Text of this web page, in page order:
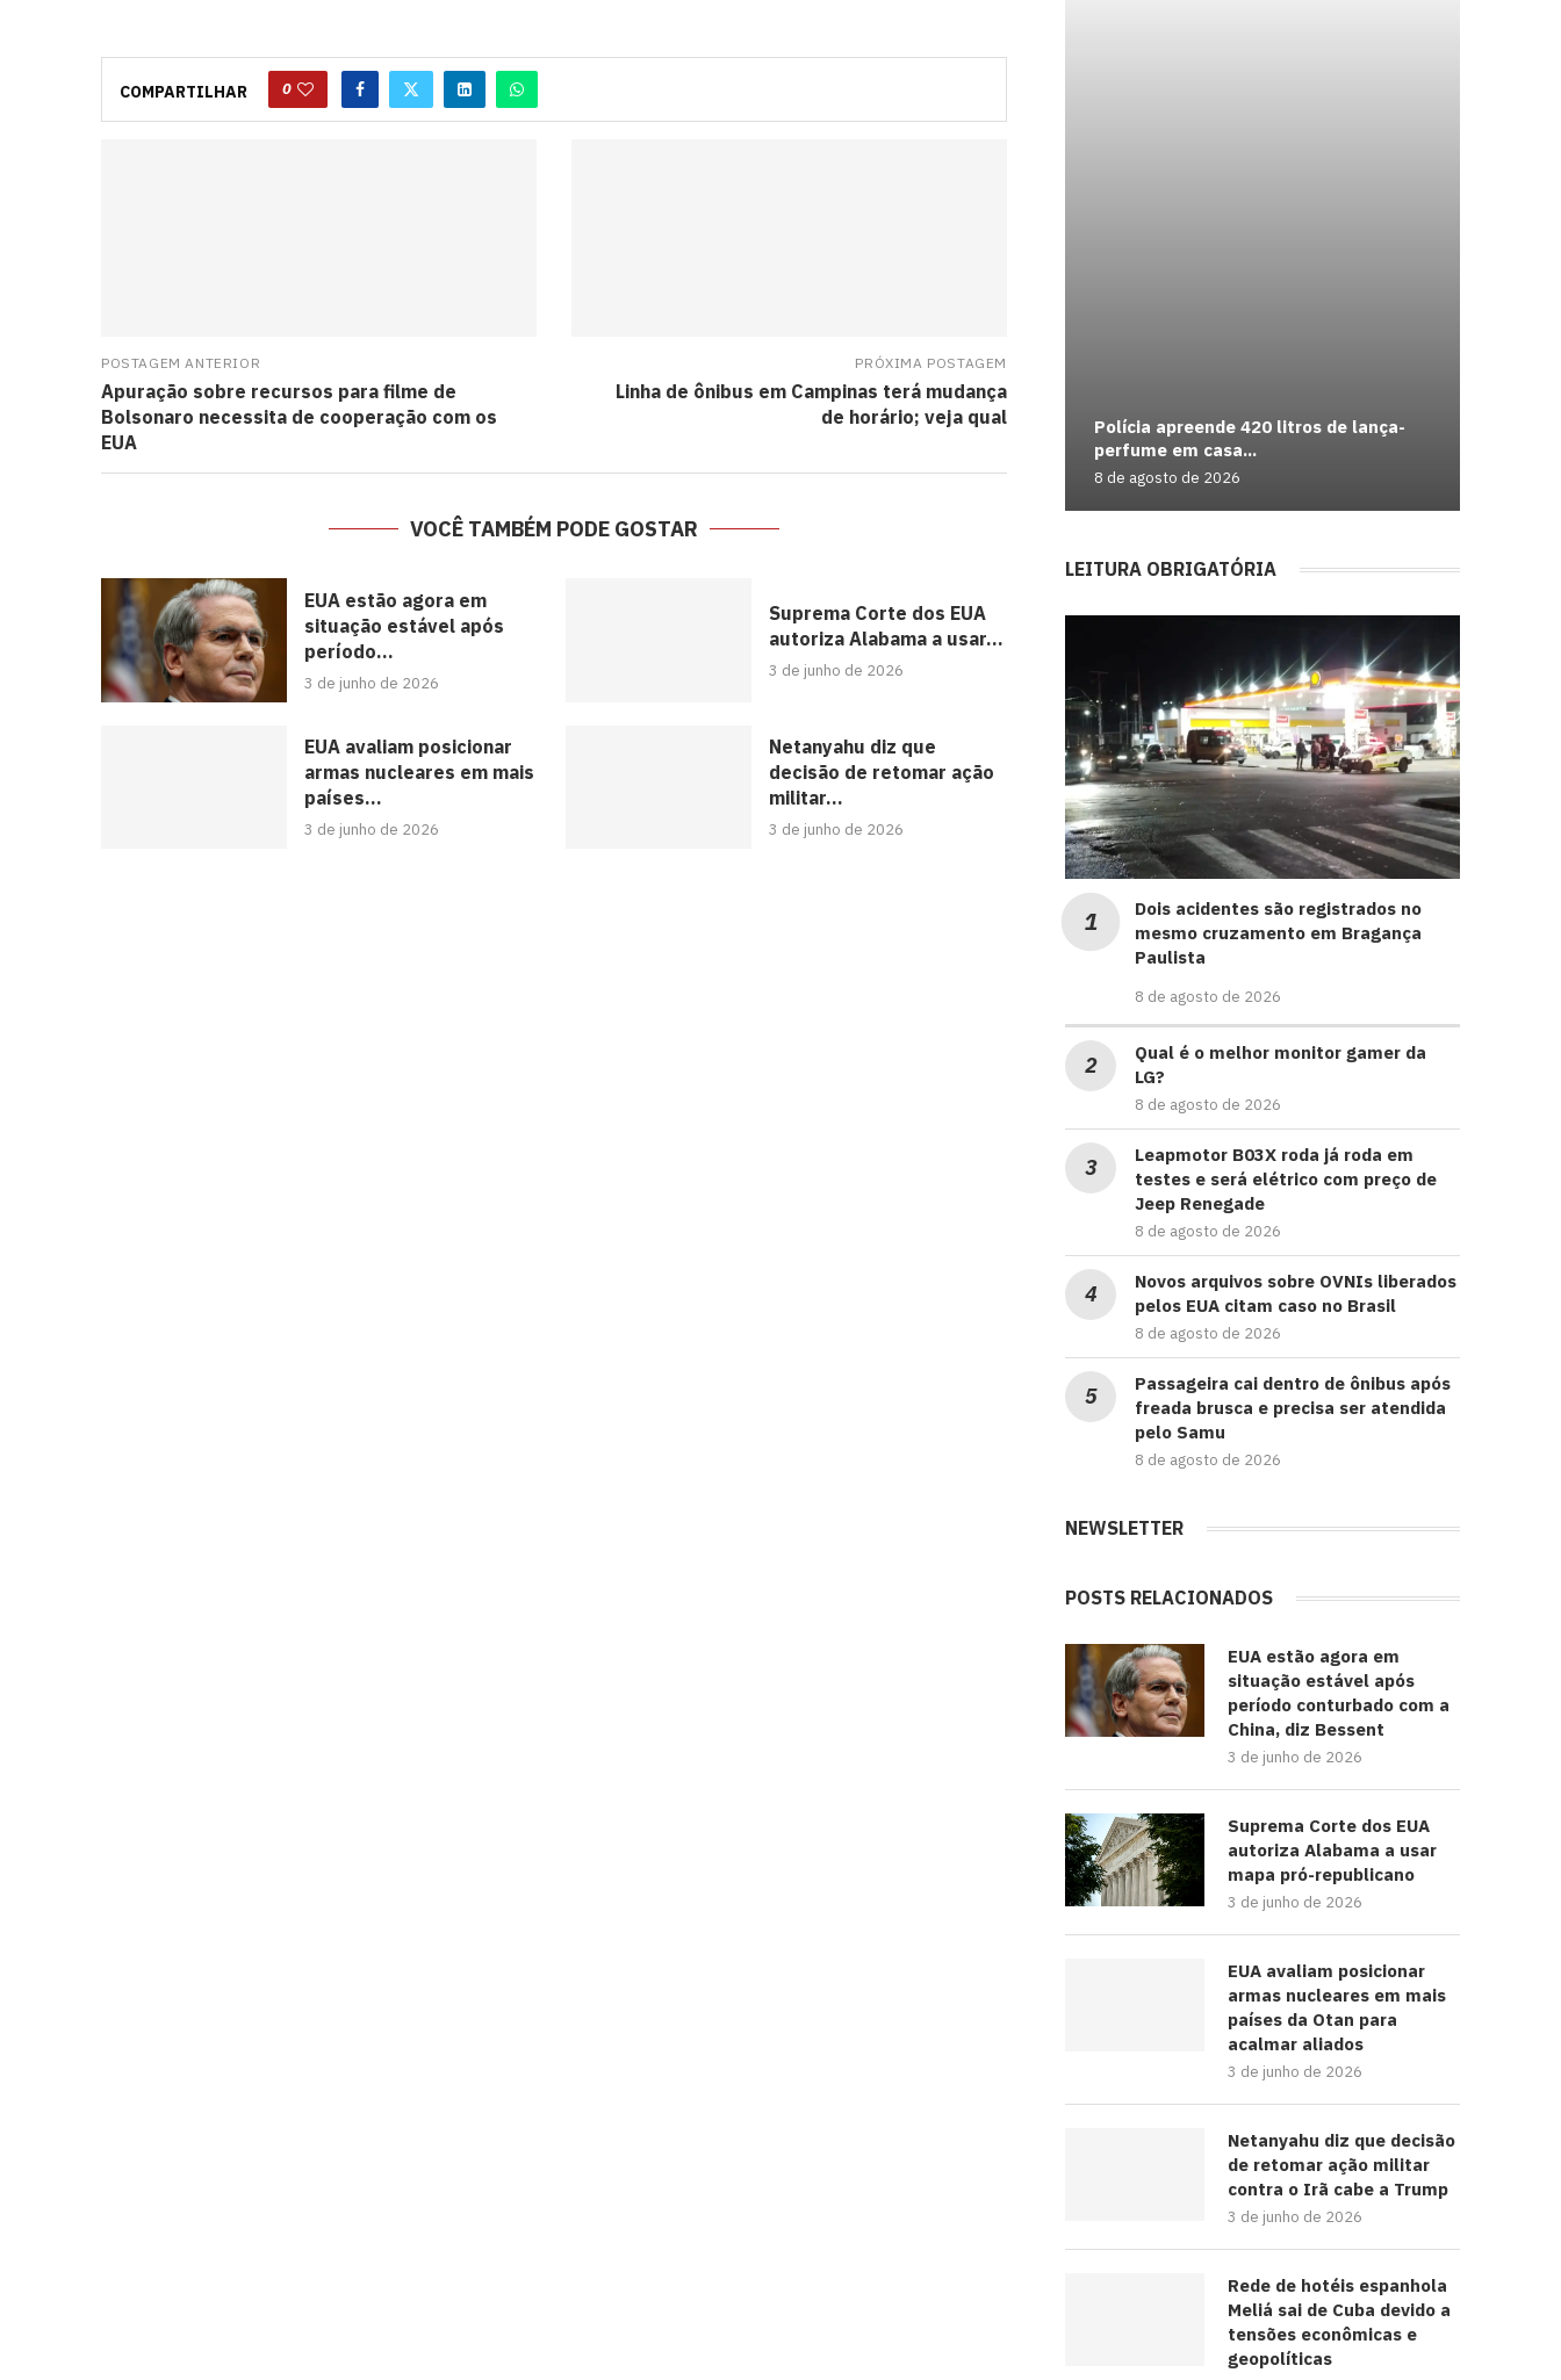
COMPARTILHAR 0
POSTAGEM ANTERIOR
Apuração sobre recursos para filme de
Bolsonaro necessita de cooperação com os
EUA
PRÓXIMA POSTAGEM
Linha de ônibus em Campinas terá mudança
de horário; veja qual
VOCÊ TAMBÉM PODE GOSTAR
EUA estão agora em
situação estável após
período...
3 de junho de 2026
Suprema Corte dos EUA
autoriza Alabama a usar...
3 de junho de 2026
EUA avaliam posicionar
armas nucleares em mais
países...
3 de junho de 2026
Netanyahu diz que
decisão de retomar ação
militar...
3 de junho de 2026
Polícia apreende 420 litros de lança-
perfume em casa...
8 de agosto de 2026
LEITURA OBRIGATÓRIA
Dois acidentes são registrados no
mesmo cruzamento em Bragança
Paulista
8 de agosto de 2026
Qual é o melhor monitor gamer da
LG?
8 de agosto de 2026
Leapmotor B03X roda já roda em
testes e será elétrico com preço de
Jeep Renegade
8 de agosto de 2026
Novos arquivos sobre OVNIs liberados
pelos EUA citam caso no Brasil
8 de agosto de 2026
Passageira cai dentro de ônibus após
freada brusca e precisa ser atendida
pelo Samu
8 de agosto de 2026
NEWSLETTER
POSTS RELACIONADOS
EUA estão agora em
situação estável após
período conturbado com a
China, diz Bessent
3 de junho de 2026
Suprema Corte dos EUA
autoriza Alabama a usar
mapa pró-republicano
3 de junho de 2026
EUA avaliam posicionar
armas nucleares em mais
países da Otan para
acalmar aliados
3 de junho de 2026
Netanyahu diz que decisão
de retomar ação militar
contra o Irã cabe a Trump
3 de junho de 2026
Rede de hotéis espanhola
Meliá sai de Cuba devido a
tensões econômicas e
geopolíticas